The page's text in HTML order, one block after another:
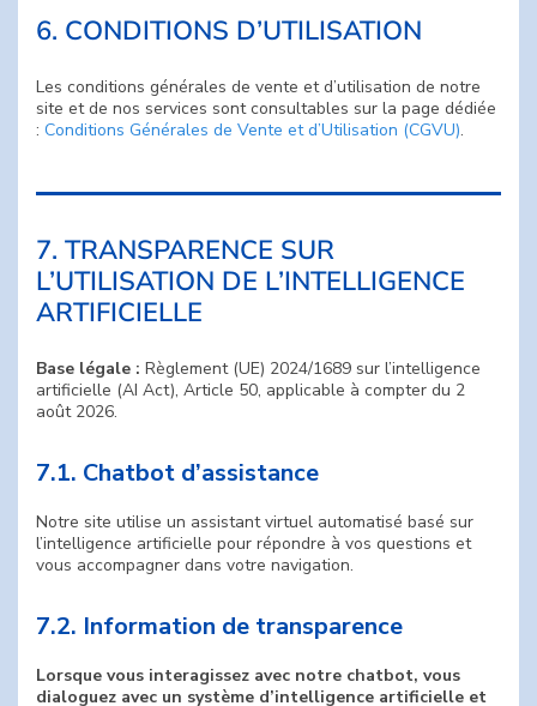
6. CONDITIONS D’UTILISATION
Les conditions générales de vente et d’utilisation de notre
site et de nos services sont consultables sur la page dédiée
: Conditions Générales de Vente et d’Utilisation (CGVU).
7. TRANSPARENCE SUR
L’UTILISATION DE L’INTELLIGENCE
ARTIFICIELLE
Base légale : Règlement (UE) 2024/1689 sur l’intelligence
artificielle (AI Act), Article 50, applicable à compter du 2
août 2026.
7.1. Chatbot d’assistance
Notre site utilise un assistant virtuel automatisé basé sur
l’intelligence artificielle pour répondre à vos questions et
vous accompagner dans votre navigation.
7.2. Information de transparence
Lorsque vous interagissez avec notre chatbot, vous
dialoguez avec un système d’intelligence artificielle et